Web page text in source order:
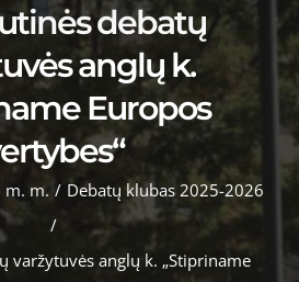
debatų
anglų k.
Europos
m. m. / Debatų klubas 2025-2026
/
varžytuvės anglų k. „Stipriname